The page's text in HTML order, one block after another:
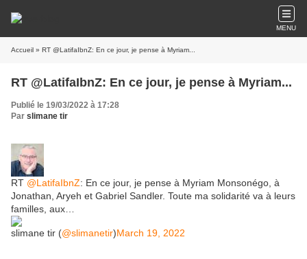
MENU
Accueil » RT @LatifaIbnZ: En ce jour, je pense à Myriam...
RT @LatifaIbnZ: En ce jour, je pense à Myriam...
Publié le 19/03/2022 à 17:28
Par slimane tir
RT @LatifaIbnZ: En ce jour, je pense à Myriam Monsonégo, à
Jonathan, Aryeh et Gabriel Sandler. Toute ma solidarité va à leurs
familles, aux…
slimane tir (@slimanetir)March 19, 2022